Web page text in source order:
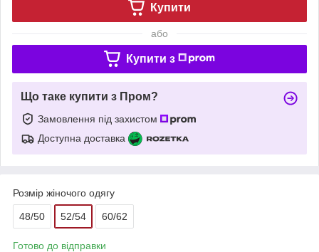
Купити
або
Купити з
Що таке купити з Пром?
Замовлення під захистом
Доступна доставка
Розмір жіночого одягу
48/50 52/54 60/62
Готово до відправки